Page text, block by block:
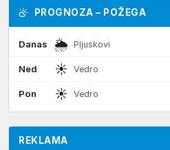
PROGNOZA – POŽEGA
Danas 🌦 Pljuskovi
Ned ☀ Vedro
Pon ☀ Vedro
REKLAMA